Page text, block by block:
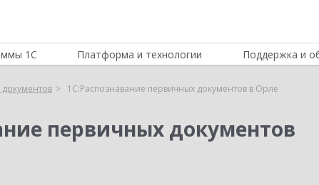
1С Платформа и технологии Поддержка и
документов 1С:Распознавание первичных документов в Орле
первичных документов